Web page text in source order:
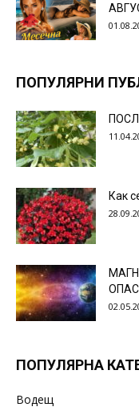
ПОПУЛЯРНИ
Как
ПОПУЛЯРНА
Водещ